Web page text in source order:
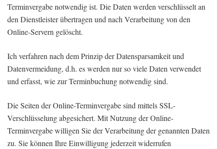
Terminvergabe notwendig ist. Die Daten werden verschlüsselt an
den Dienstleister übertragen und nach Verarbeitung von den
Online-Servern gelöscht.
Ich verfahren nach dem Prinzip der Datensparsamkeit und
Datenvermeidung, d.h. es werden nur so viele Daten verwendet
und erfasst, wie zur Terminbuchung notwendig sind.
Die Seiten der Online-Terminvergabe sind mittels SSL-
Verschlüsselung abgesichert. Mit Nutzung der Online-
Terminvergabe willigen Sie der Verarbeitung der genannten Daten
zu. Sie können Ihre Einwilligung jederzeit widerrufen